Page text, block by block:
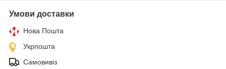
Умови доставки
Нова Пошта
Укрпошта
Самовивіз